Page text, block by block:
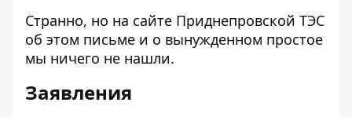
Странно, но на сайте Приднепровской ТЭС
об этом письме и о вынужденном простое
мы ничего не нашли.
Заявления